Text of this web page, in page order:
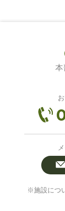
本
※施設につ